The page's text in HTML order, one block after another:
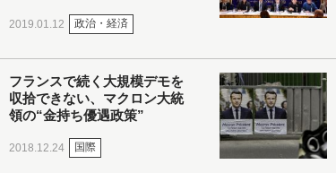
2019.01.12 政治・経済
フランスで続く大規模デモを
収拾できない、マクロン大統
領の“金持ち優遇政策”
2018.12.24 国際